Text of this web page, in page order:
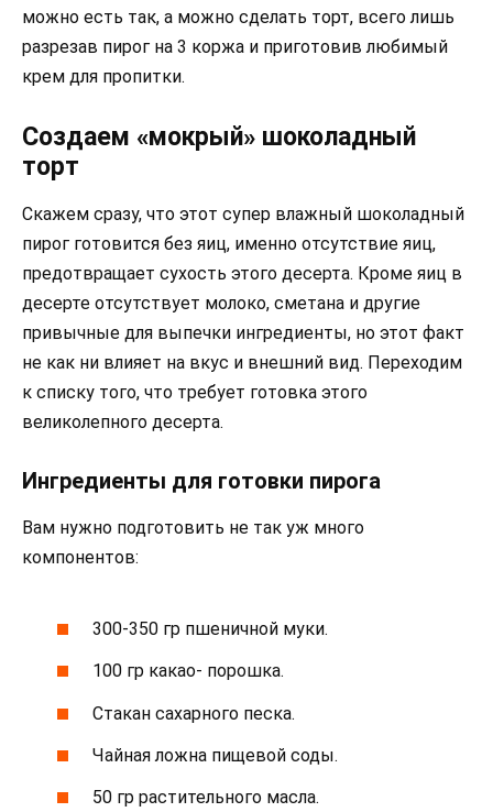
можно есть так, а можно сделать торт, всего лишь
разрезав пирог на 3 коржа и приготовив любимый
крем для пропитки.
Создаем «мокрый» шоколадный
торт
Скажем сразу, что этот супер влажный шоколадный
пирог готовится без яиц, именно отсутствие яиц,
предотвращает сухость этого десерта. Кроме яиц в
десерте отсутствует молоко, сметана и другие
привычные для выпечки ингредиенты, но этот факт
не как ни влияет на вкус и внешний вид. Переходим
к списку того, что требует готовка этого
великолепного десерта.
Ингредиенты для готовки пирога
Вам нужно подготовить не так уж много
компонентов:
300-350 гр пшеничной муки.
100 гр какао- порошка.
Стакан сахарного песка.
Чайная ложна пищевой соды.
50 гр растительного масла.